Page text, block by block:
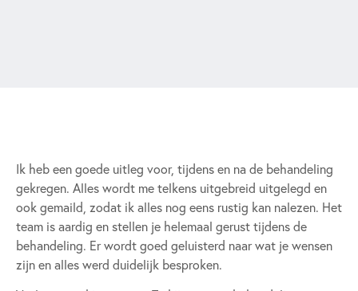
Ik heb een goede uitleg voor, tijdens en na de behandeling
gekregen. Alles wordt me telkens uitgebreid uitgelegd en
ook gemaild, zodat ik alles nog eens rustig kan nalezen. Het
team is aardig en stellen je helemaal gerust tijdens de
behandeling. Er wordt goed geluisterd naar wat je wensen
zijn en alles werd duidelijk besproken.